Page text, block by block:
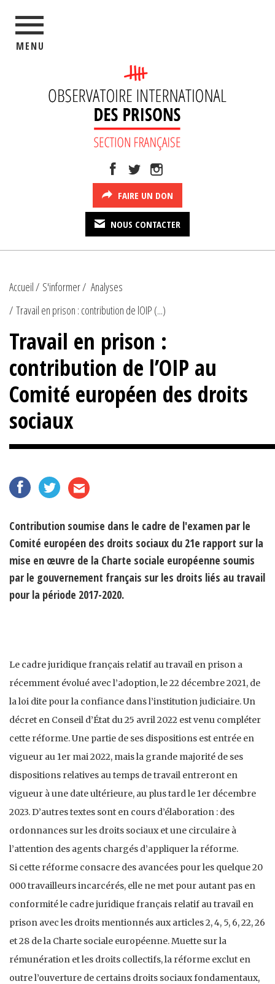
MENU
FAIRE UN DON
NOUS CONTACTER
Accueil S'informer
Analyses
Travail en prison : contribution de lOIP (...)
Travail en prison :
contribution de l’OIP au
Comité européen des droits
sociaux
Contribution soumise dans le cadre de l'examen par le
Comité européen des droits sociaux du 21e rapport sur la
mise en œuvre de la Charte sociale européenne soumis
par le gouvernement français sur les droits liés au travail
pour la période 2017-2020.
Le cadre juridique français relatif au travail en prison a
récemment évolué avec l’adoption, le 22 décembre 2021, de
la loi dite pour la confiance dans l’institution judiciaire. Un
décret en Conseil d’État du 25 avril 2022 est venu compléter
cette réforme. Une partie de ses dispositions est entrée en
vigueur au 1er mai 2022, mais la grande majorité de ses
dispositions relatives au temps de travail entreront en
vigueur à une date ultérieure, au plus tard le 1er décembre
2023. D’autres textes sont en cours d’élaboration : des
ordonnances sur les droits sociaux et une circulaire à
l’attention des agents chargés d’appliquer la réforme.
Si cette réforme consacre des avancées pour les quelque 20
000 travailleurs incarcérés, elle ne met pour autant pas en
conformité le cadre juridique français relatif au travail en
prison avec les droits mentionnés aux articles 2, 4, 5, 6, 22, 26
et 28 de la Charte sociale européenne. Muette sur la
rémunération et les droits collectifs, la réforme exclut en
outre l’ouverture de certains droits sociaux fondamentaux,